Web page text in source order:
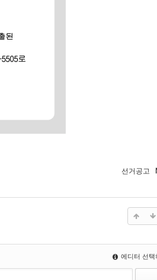
선거공고
에디터 선택